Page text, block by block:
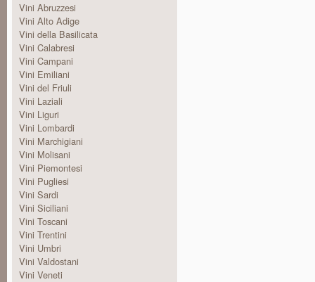
Vini Abruzzesi
Vini Alto Adige
Vini della Basilicata
Vini Calabresi
Vini Campani
Vini Emiliani
Vini del Friuli
Vini Laziali
Vini Liguri
Vini Lombardi
Vini Marchigiani
Vini Molisani
Vini Piemontesi
Vini Pugliesi
Vini Sardi
Vini Siciliani
Vini Toscani
Vini Trentini
Vini Umbri
Vini Valdostani
Vini Veneti